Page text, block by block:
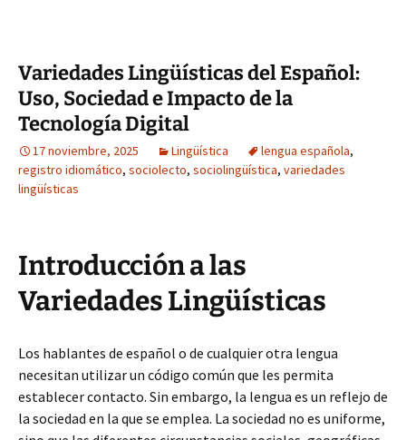
Variedades Lingüísticas del Español:
Uso, Sociedad e Impacto de la
Tecnología Digital
17 noviembre, 2025 Lingüística lengua española,
registro idiomático, sociolecto, sociolingüística, variedades
lingüísticas
Introducción a las
Variedades Lingüísticas
Los hablantes de español o de cualquier otra lengua
necesitan utilizar un código común que les permita
establecer contacto. Sin embargo, la lengua es un reflejo de
la sociedad en la que se emplea. La sociedad no es uniforme,